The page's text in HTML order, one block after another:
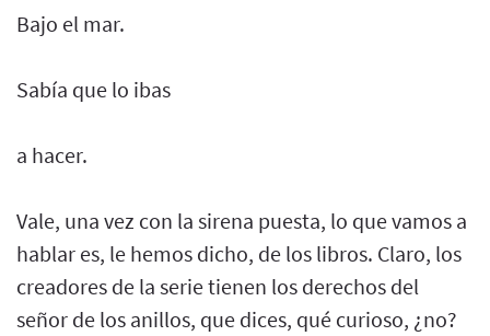
Bajo el mar.
Sabía que lo ibas
a hacer.
Vale, una vez con la sirena puesta, lo que vamos a
hablar es, le hemos dicho, de los libros. Claro, los
creadores de la serie tienen los derechos del
señor de los anillos, que dices, qué curioso, ¿no?